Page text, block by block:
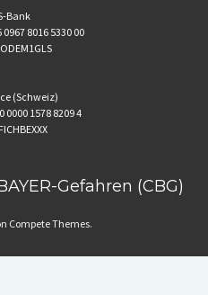
Bank
0967 8016 5330 00
(Schweiz)
0000 1578 8209 4
Gefahren (CBG)
Compete Themes.